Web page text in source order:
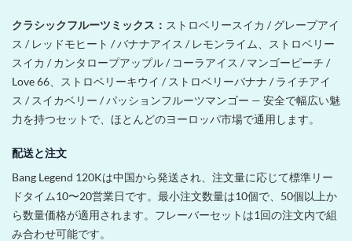
クラシックフルーツミックス： ストロベリースイカ / グレープアイ
ス / レッドモヒート / バナナアイス / レモンライム、ストロベリー
スイカ / カンタロープアップル / コーラアイス / マンゴーピーチ /
Love 66、ストロベリーキウイ / ストロベリーバナナ / ライチアイ
ス / スイカベリー / パッションフルーツマンゴー — 安全で幅広い魅
力を持つセットで、ほとんどのヨーロッパ市場で通用します。
配送と注文
Bang Legend 120Kは中国から発送され、注文量に応じて標準リー
ドタイム10〜20営業日です。最小注文数量は10個で、50個以上か
ら数量価格が適用されます。フレーバーセットは1回の注文内で組
み合わせ可能です。